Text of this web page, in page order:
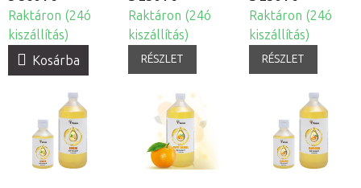
Raktáron (24ó
kiszállítás)
Kosárba
Raktáron (24ó
kiszállítás)
RÉSZLET
Raktáron (24ó
kiszállítás)
RÉSZLET